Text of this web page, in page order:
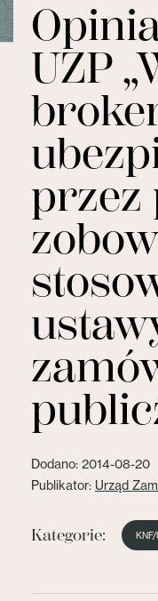
UZP
przez
Dodano: 2014-08-20
Publikator: Urząd
Kategorie: